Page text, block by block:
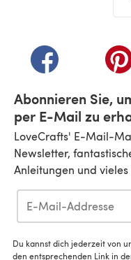
(öffnet sich in
Abonnieren Sie,
per E-Mail zu
LoveCrafts' E-Mail-
Newsletter,
Anleitungen und vieles
Du kannst dich jederzeit von
den entsprechenden Link in